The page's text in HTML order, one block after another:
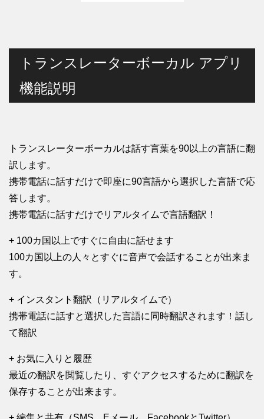
トランスレーターボーカル アプリ
機能説明
トランスレーターボーカルは話す言葉を90以上の言語に翻
訳します。
携帯電話に話すだけで即座に90言語から選択した言語で応
答します。
携帯電話に話すだけでリアルタイムで言語翻訳！
+ 100カ国以上ですぐに自由に話せます
100カ国以上の人々とすぐに音声で会話することが出来ま
す。
+ インスタント翻訳（リアルタイムで）
携帯電話に話すと選択した言語に同時翻訳されます！話し
て翻訳
+ お気に入りと履歴
最近の翻訳を閲覧したり、すぐアクセスするために翻訳を
保存することが出来ます。